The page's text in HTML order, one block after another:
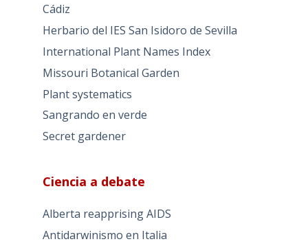
Cádiz
Herbario del IES San Isidoro de Sevilla
International Plant Names Index
Missouri Botanical Garden
Plant systematics
Sangrando en verde
Secret gardener
Ciencia a debate
Alberta reapprising AIDS
Antidarwinismo en Italia